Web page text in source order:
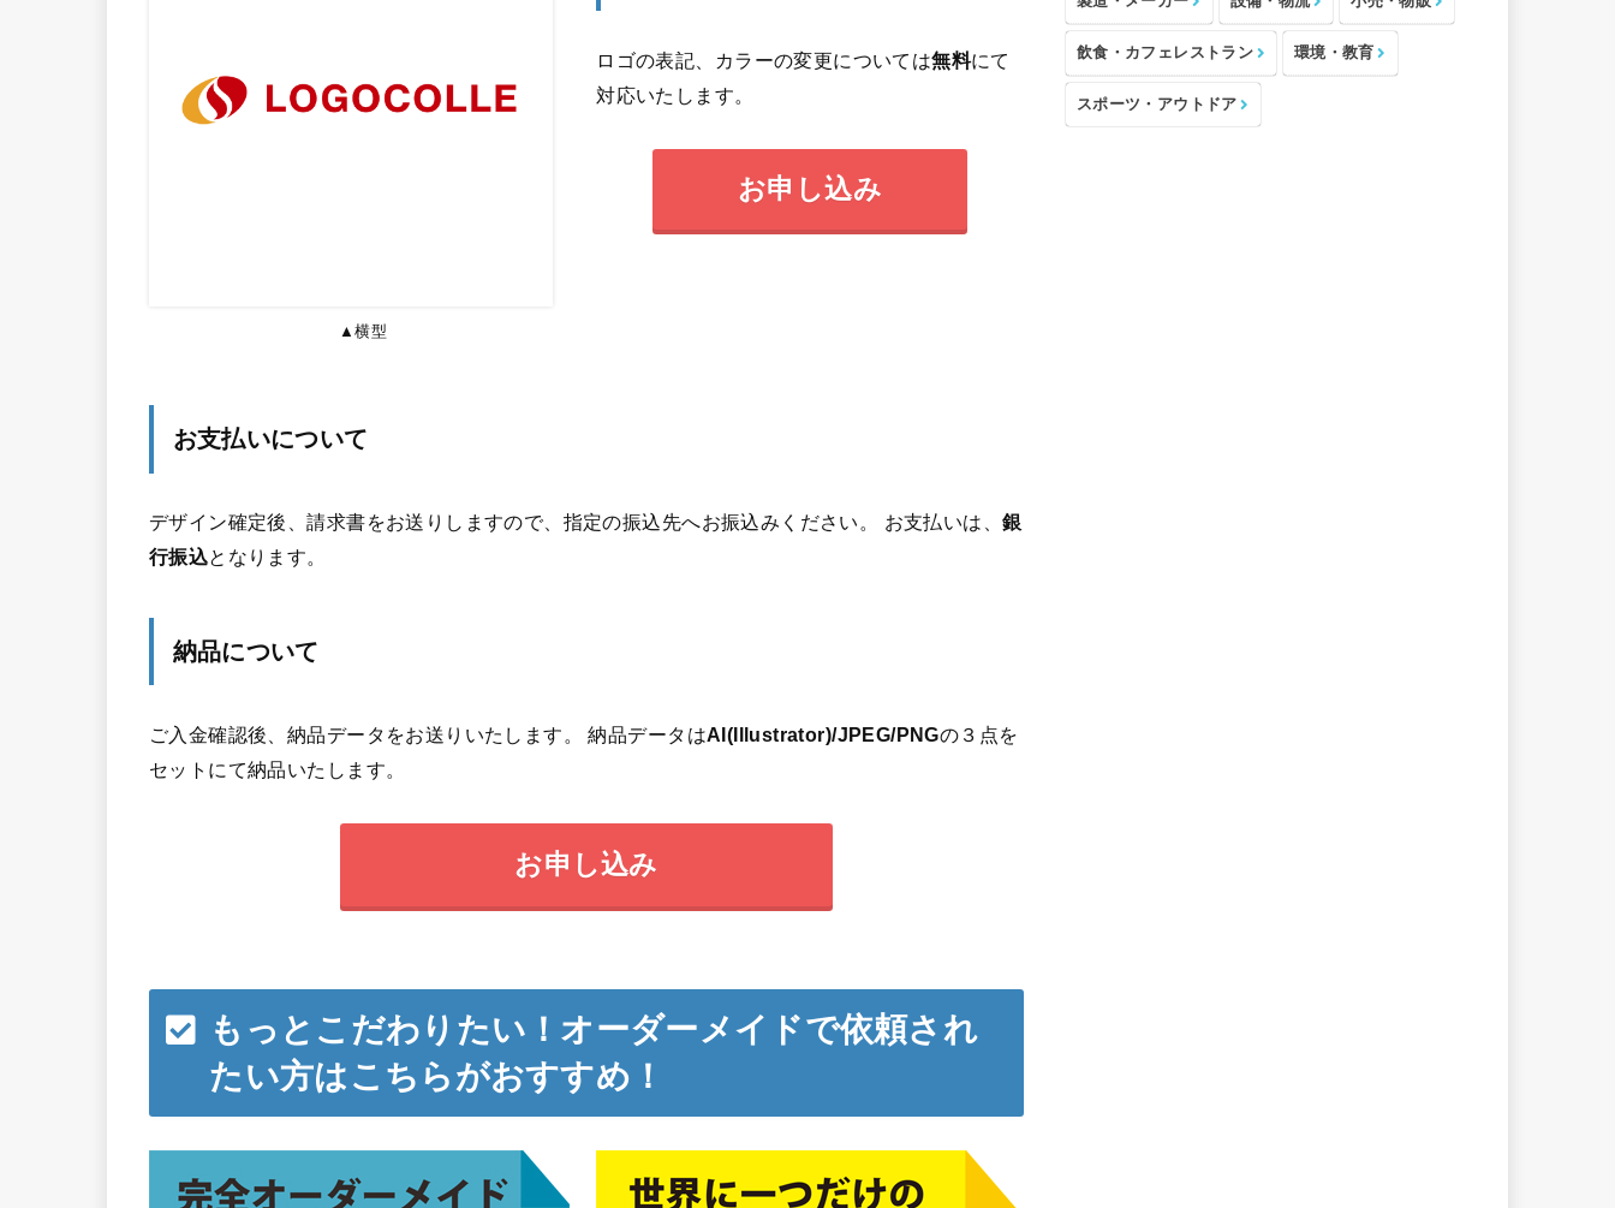
▲横型
ロゴの表記、カラーの変更については無料にて
対応いたします。
お申し込み
お支払いについて
デザイン確定後、請求書をお送りしますので、指定の振込先へお振込みください。 お支払いは、銀
行振込となります。
納品について
ご入金確認後、納品データをお送りいたします。 納品データはAI(Illustrator)/JPEG/PNGの３点を
セットにて納品いたします。
お申し込み
もっとこだわりたい！オーダーメイドで依頼され
たい方はこちらがおすすめ！
飲食・カフェレストラン 環境・教育
スポーツ・アウトドア